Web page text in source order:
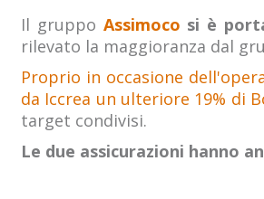
Il gruppo Assimoco si è
rilevato la maggioranza dal
Proprio in occasione
da Iccrea un ulteriore 19% di
target condivisi.
Le due assicurazioni hanno